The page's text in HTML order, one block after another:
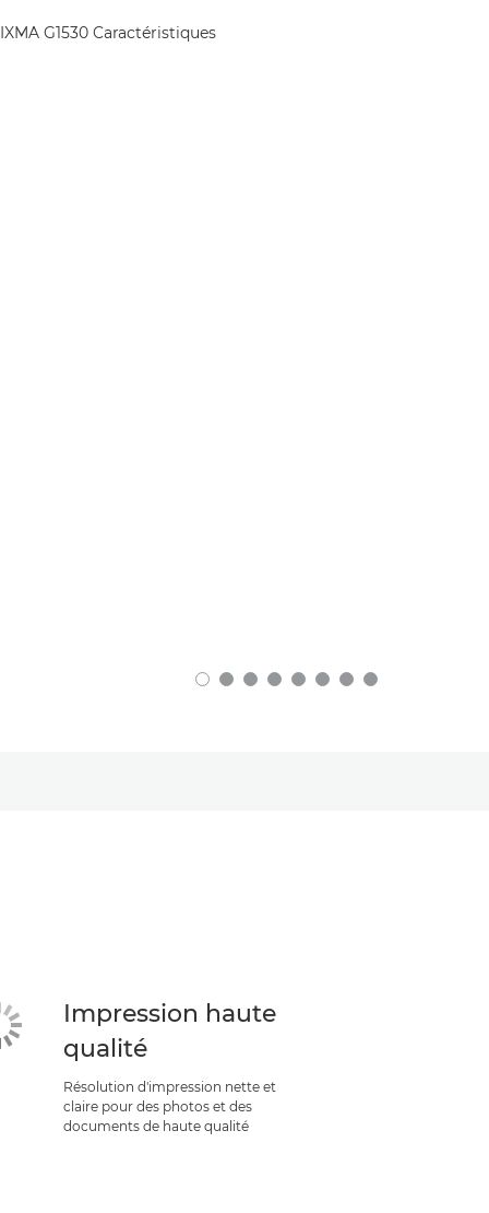
Impression haute
qualité
Résolution d'impression nette et
claire pour des photos et des
documents de haute qualité